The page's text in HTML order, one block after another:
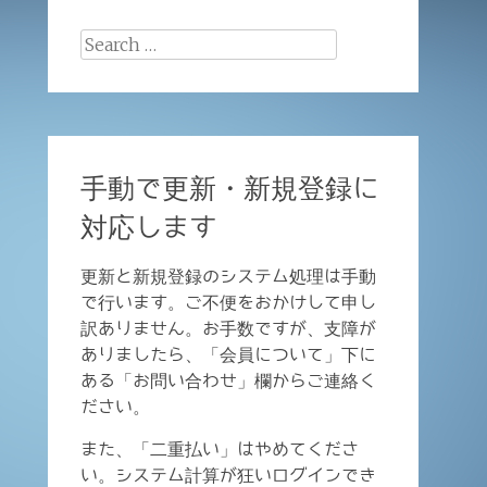
Search
手動で更新・新規登録に
対応します
更新と新規登録のシステム処理は手動
で行います。ご不便をおかけして申し
訳ありません。お手数ですが、支障が
ありましたら、「会員について」下に
ある「お問い合わせ」欄からご連絡く
ださい。
また、「二重払い」はやめてくださ
い。システム計算が狂いログインでき